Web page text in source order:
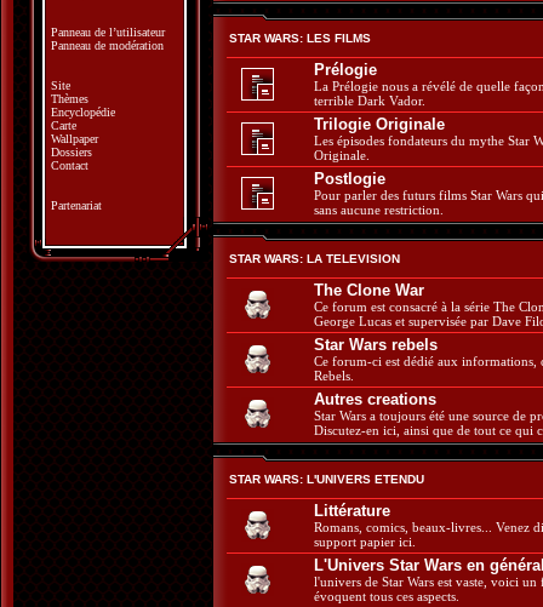
STAR WARS: LES FILMS
Prélogie
La Prélogie nous a révélé de quelle
terrible Dark Vador.
Trilogie Originale
Les épisodes fondateurs du mythe Star
Originale.
Postlogie
Pour parler des futurs films Star Wars
sans aucune restriction.
STAR WARS: LA TELEVISION
The Clone War
Ce forum est consacré à la série The
George Lucas et supervisée par Dave
Star Wars rebels
Ce forum-ci est dédié aux informations,
Rebels.
Autres creations
Star Wars a toujours été une source de
Discutez-en ici, ainsi que de tout ce qui
STAR WARS: L'UNIVERS ETENDU
Littérature
Romans, comics, beaux-livres... Venez
support papier ici.
L'Univers Star Wars en
l'univers de Star Wars est vaste, voici
évoquent tous ces aspects.
Panneau de l’utilisateur
Panneau de modération
Site
Thèmes
Encyclopédie
Carte
Wallpaper
Dossiers
Contact
Partenariat